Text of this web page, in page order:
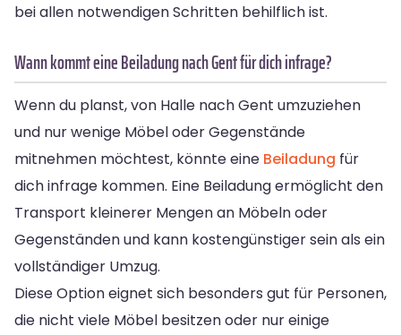
bei allen notwendigen Schritten behilflich ist.
Wann kommt eine Beiladung nach Gent für dich infrage?
Wenn du planst, von Halle nach Gent umzuziehen
und nur wenige Möbel oder Gegenstände
mitnehmen möchtest, könnte eine Beiladung für
dich infrage kommen. Eine Beiladung ermöglicht den
Transport kleinerer Mengen an Möbeln oder
Gegenständen und kann kostengünstiger sein als ein
vollständiger Umzug.
Diese Option eignet sich besonders gut für Personen,
die nicht viele Möbel besitzen oder nur einige